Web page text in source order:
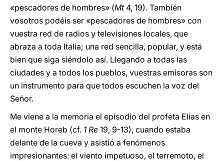
«pescadores de hombres» (Mt4, 19). También
vosotros podéis ser «pescadores de hombres» con
vuestra red de radios y televisiones locales, que
abraza a toda Italia; una red sencilla, popular, y está
bien que siga siéndolo así. Llegando a todas las
ciudades y a todos los pueblos, vuestras emisoras son
un instrumento para que todos escuchen la voz del
Señor.
Me viene a la memoria el episodio del profeta Elías en
el monte Horeb (cf. 1 Re 19, 9-13), cuando estaba
delante de la cueva y asistió a fenómenos
impresionantes: el viento impetuoso, el terremoto, el